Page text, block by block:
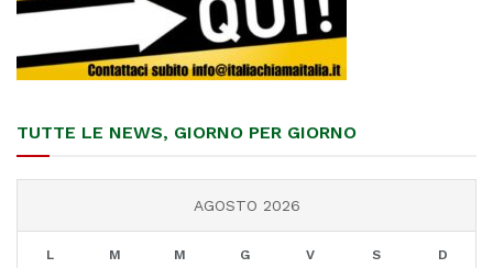
TUTTE LE NEWS, GIORNO PER GIORNO
AGOSTO 2026
L M M G V S D